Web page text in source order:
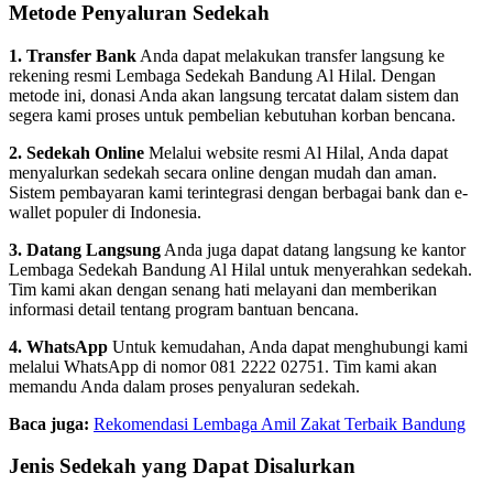
Metode Penyaluran Sedekah
1. Transfer Bank Anda dapat melakukan transfer langsung ke
rekening resmi Lembaga Sedekah Bandung Al Hilal. Dengan
metode ini, donasi Anda akan langsung tercatat dalam sistem dan
segera kami proses untuk pembelian kebutuhan korban bencana.
2. Sedekah Online Melalui website resmi Al Hilal, Anda dapat
menyalurkan sedekah secara online dengan mudah dan aman.
Sistem pembayaran kami terintegrasi dengan berbagai bank dan e-
wallet populer di Indonesia.
3. Datang Langsung Anda juga dapat datang langsung ke kantor
Lembaga Sedekah Bandung Al Hilal untuk menyerahkan sedekah.
Tim kami akan dengan senang hati melayani dan memberikan
informasi detail tentang program bantuan bencana.
4. WhatsApp Untuk kemudahan, Anda dapat menghubungi kami
melalui WhatsApp di nomor 081 2222 02751. Tim kami akan
memandu Anda dalam proses penyaluran sedekah.
Baca juga: Rekomendasi Lembaga Amil Zakat Terbaik Bandung
Jenis Sedekah yang Dapat Disalurkan